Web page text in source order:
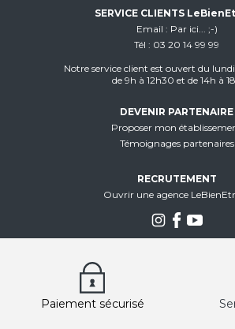
SERVICE CLIENTS
Email
Par ici... ;-)
Tél
03 20 14 99 99
Notre service client est ouvert du
de 9h à 12h30 et de 14h à
DEVENIR PARTENAIRE
Proposer mon
Témoignages partenaires
RECRUTEMENT
Ouvrir une agence
Paiement sécurisé